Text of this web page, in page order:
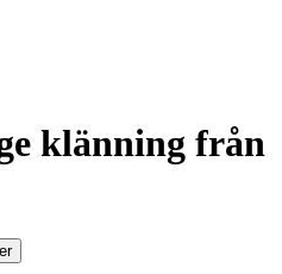
klänning från